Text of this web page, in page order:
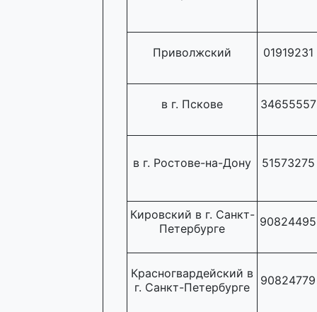
Приволжский 01919231
в г. Пскове 34655557
в г. Ростове-на-Дону 51573275
Кировский в г. Санкт-
Петербурге
90824495
Красногвардейский в
г. Санкт-Петербурге
90824779